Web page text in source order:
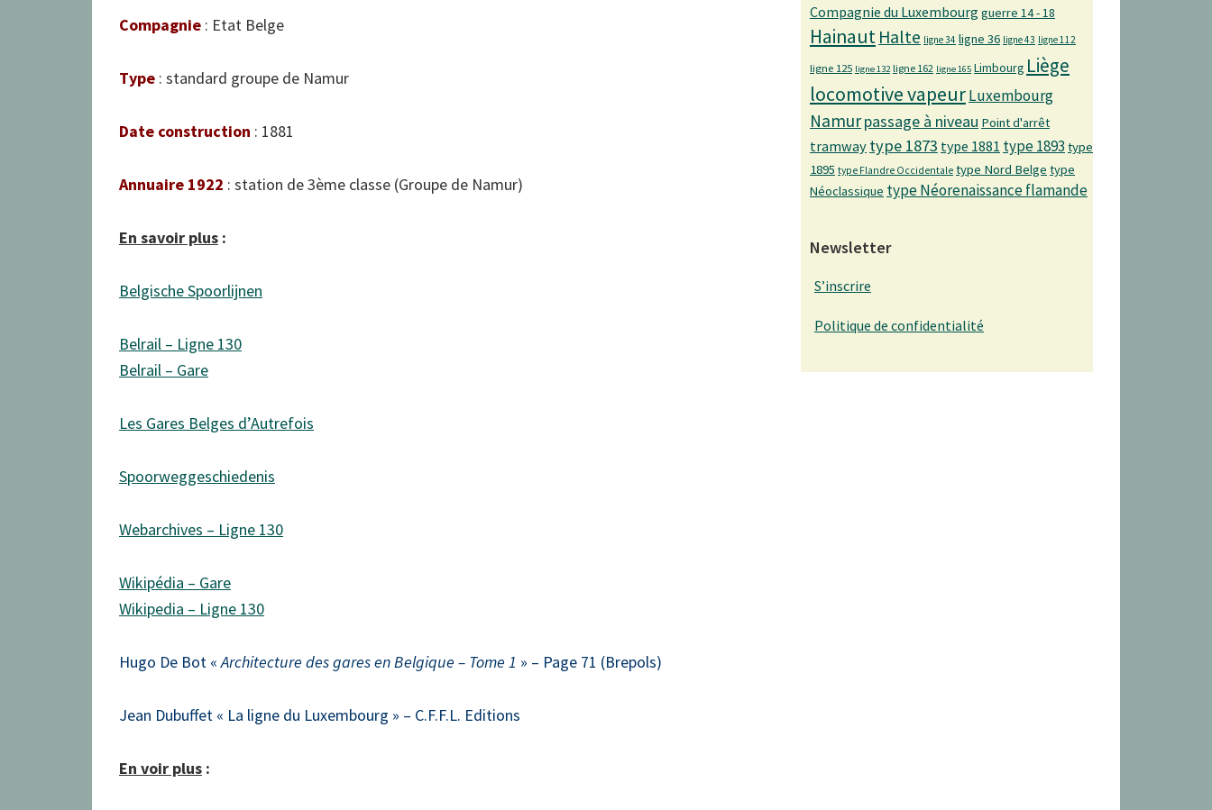
Compagnie : Etat Belge
Type : standard groupe de Namur
Date construction : 1881
Annuaire 1922 : station de 3ème classe (Groupe de Namur)
En savoir plus :
Belgische Spoorlijnen
Belrail – Ligne 130
Belrail – Gare
Les Gares Belges d’Autrefois
Spoorweggeschiedenis
Webarchives – Ligne 130
Wikipédia – Gare
Wikipedia – Ligne 130
Hugo De Bot «Architecture des gares en Belgique – Tome 1 » – Page 71 (Brepols)
Jean Dubuffet « La ligne du Luxembourg » – C.F.F.L. Editions
En voir plus :
Compagnie du Luxembourg guerre 14 - 18
Hainaut Halte ligne 34 ligne 36 ligne 43 ligne 112
ligne 125 ligne 132 ligne 162 ligne 165 Limbourg Liège
locomotive vapeurLuxembourg
Namurpassage à niveau Point d'arrêt
tramway type 1873 type 1881 type 1893 type
1895 type Flandre Occidentale type Nord Belge type
Néoclassique type Néorenaissance flamande
Newsletter
S’inscrire
Politique de confidentialité